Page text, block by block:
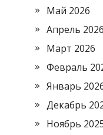
Май 2026
Апрель 2026
Март 2026
Февраль
Январь
Декабрь
Ноябрь